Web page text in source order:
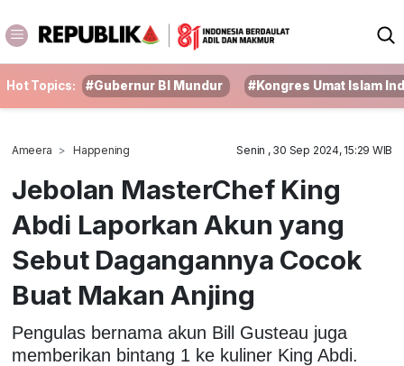
Hot Topics: #Gubernur BI Mundur #Kongres Umat Islam
Ameera Happening Senin , 30 Sep 2024, 15:29 WIB
Jebolan MasterChef King
Abdi Laporkan Akun yang
Sebut Dagangannya Cocok
Buat Makan Anjing
Pengulas bernama akun Bill Gusteau juga
memberikan bintang 1 ke kuliner King Abdi.